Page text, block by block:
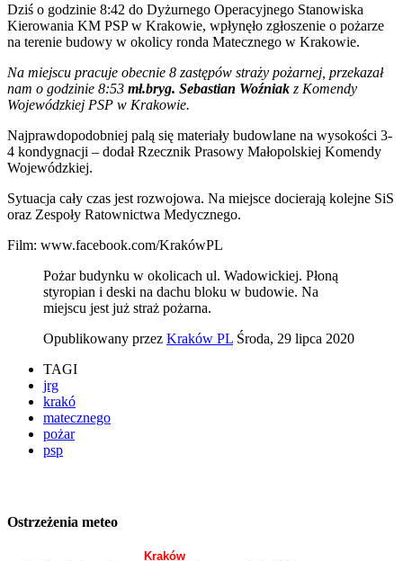
Dziś o godzinie 8:42 do Dyżurnego Operacyjnego Stanowiska
Kierowania KM PSP w Krakowie, wpłynęło zgłoszenie o pożarze
na terenie budowy w okolicy ronda Matecznego w Krakowie.
Na miejscu pracuje obecnie 8 zastępów straży pożarnej, przekazał
nam o godzinie 8:53 mł.bryg. Sebastian Woźniak z Komendy
Wojewódzkiej PSP w Krakowie.
Najprawdopodobniej palą się materiały budowlane na wysokości 3-
4 kondygnacji – dodał Rzecznik Prasowy Małopolskiej Komendy
Wojewódzkiej.
Sytuacja cały czas jest rozwojowa. Na miejsce docierają kolejne SiS
oraz Zespoły Ratownictwa Medycznego.
Film: www.facebook.com/KrakówPL
Pożar budynku w okolicach ul. Wadowickiej. Płoną
styropian i deski na dachu bloku w budowie. Na
miejscu jest już straż pożarna.
Opublikowany przez Kraków PL Środa, 29 lipca 2020
TAGI
jrg
krakó
matecznego
pożar
psp
Ostrzeżenia meteo
Kraków